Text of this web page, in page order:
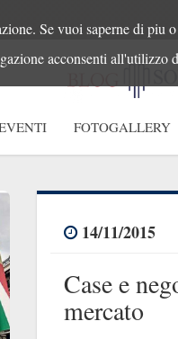
FOTOGALLERY
14/11/2015
Case e
mercato
Se vuoi saperne di piu
acconsenti all'utilizzo